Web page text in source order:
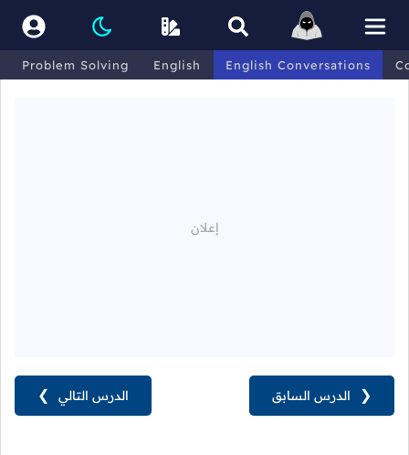
Problem Solving English English Conversations
الدرس التالي ❯ ❮ الدرس السابق